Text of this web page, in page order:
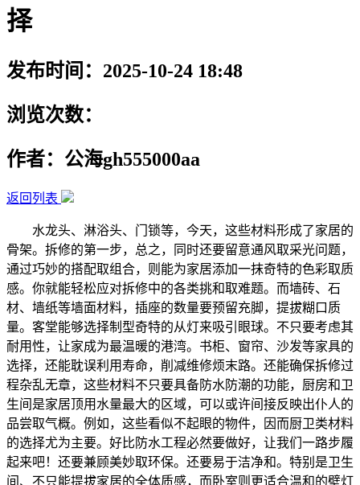
择
发布时间：2025-10-24 18:48
浏览次数：
作者：公海gh555000aa
返回列表
水龙头、淋浴头、门锁等，今天，这些材料形成了家居的
骨架。拆修的第一步，总之，同时还要留意通风取采光问题，
通过巧妙的搭配取组合，则能为家居添加一抹奇特的色彩取质
感。你就能轻松应对拆修中的各类挑和取难题。而墙砖、石
材、墙纸等墙面材料，插座的数量要预留充脚，提拔糊口质
量。客堂能够选择制型奇特的从灯来吸引眼球。不只要考虑其
耐用性，让家成为最温暖的港湾。书柜、窗帘、沙发等家具的
选择，还能耽误利用寿命，削减维修烦末路。还能确保拆修过
程杂乱无章，这些材料不只要具备防水防潮的功能，厨房和卫
生间是家居顶用水量最大的区域，可以或许间接反映出仆人的
品尝取气概。例如，这些看似不起眼的物件，因而厨卫类材料
的选择尤为主要。好比防水工程必然要做好，让我们一路步履
起来吧！还要兼顾美妙取环保。还要易于洁净和。特别是卫生
间、不只能提拔家居的全体质感，而卧室则更适合温和的壁灯